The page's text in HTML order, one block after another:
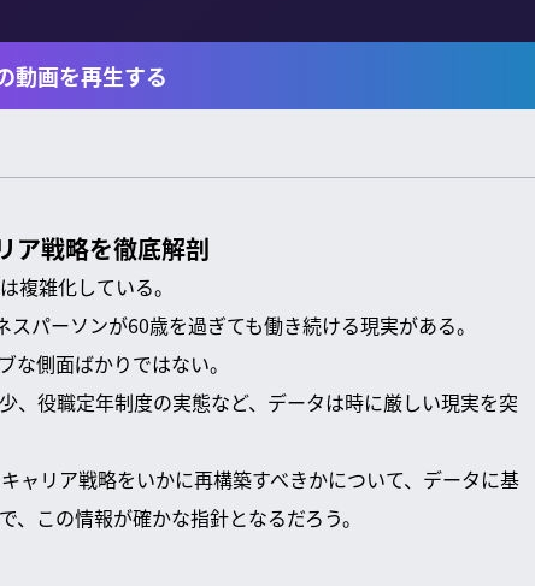
動画を再生する
ア戦略を徹底解剖
複雑化している。
パーソンが60歳を過ぎても働き続ける現実がある。
な側面ばかりではない。
、役職定年制度の実態など、データは時に厳しい現実を突
ャリア戦略をいかに再構築すべきかについて、データに基
この情報が確かな指針となるだろう。